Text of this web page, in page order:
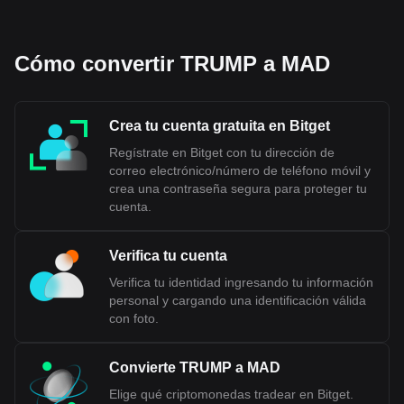
Cómo convertir TRUMP a MAD
Crea tu cuenta gratuita en Bitget
Regístrate en Bitget con tu dirección de
correo electrónico/número de teléfono móvil y
crea una contraseña segura para proteger tu
cuenta.
Verifica tu cuenta
Verifica tu identidad ingresando tu información
personal y cargando una identificación válida
con foto.
Convierte TRUMP a MAD
Elige qué criptomonedas tradear en Bitget.